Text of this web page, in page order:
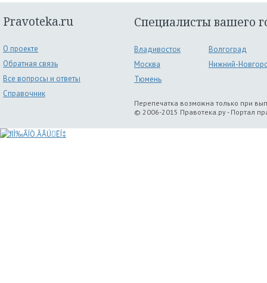
Pravoteka.ru
О проекте
Обратная связь
Все вопросы и ответы
Справочник
Специалисты вашего
Владивосток
Волгоград
Москва
Нижний-
Тюмень
Перепечатка возможна только при
© 2006-2015 Правотека.ру - Портал